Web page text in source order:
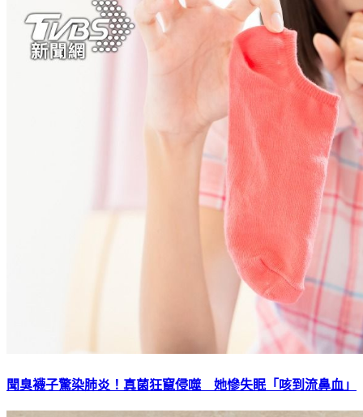
聞臭襪子驚染肺炎！真菌狂竄侵噬 她慘失眠「咳到流鼻血」